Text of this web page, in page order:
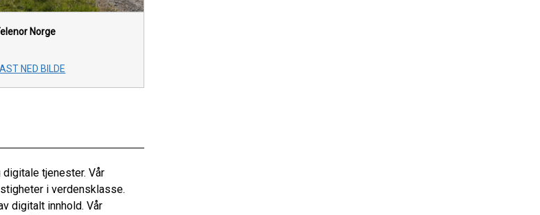
Norge
NED BILDE
tjenester. Vår
i verdensklasse.
digitalt innhold. Vår